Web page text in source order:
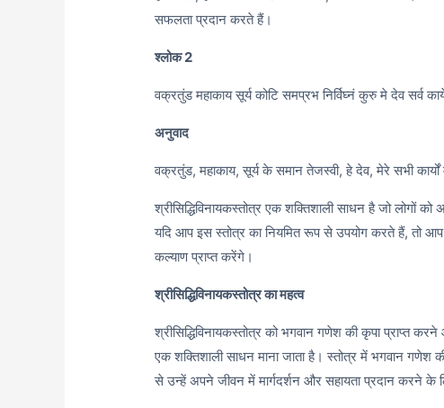
सफलता प्रदान करते हैं।
श्लोक 2
वक्रतुंड महाकाय सूर्य कोटि समप्रभ निर्विघ्नं कुरु मे देव सर्व
अनुवाद
वक्रतुंड, महाकाय, सूर्य के समान तेजस्वी, हे देव, मेरे सभी कार्यों
श्रीसिद्धिविनायकस्तोत्र एक शक्तिशाली साधन है जो लोगों
यदि आप इस स्तोत्र का नियमित रूप से उपयोग करते हैं,
कल्याण प्राप्त करेंगे।
श्रीसिद्धिविनायकस्तोत्र का महत्व
श्रीसिद्धिविनायकस्तोत्र को भगवान गणेश की कृपा
एक शक्तिशाली साधन माना जाता है। स्तोत्र में भगवान
से उन्हें अपने जीवन में मार्गदर्शन और सहायता प्रदान करने के